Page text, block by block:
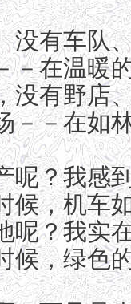
没有车
－在温暖
没有野
－－在如
呢？我感
候，机车
呢？我实
候，绿色